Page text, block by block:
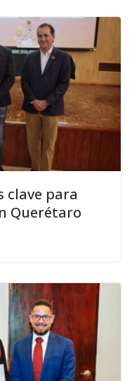
clave para
Querétaro